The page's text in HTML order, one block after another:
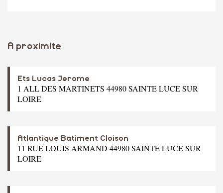
A proximite
Ets Lucas Jerome
1 ALL DES MARTINETS 44980 SAINTE LUCE SUR
LOIRE
Atlantique Batiment Cloison
11 RUE LOUIS ARMAND 44980 SAINTE LUCE SUR
LOIRE